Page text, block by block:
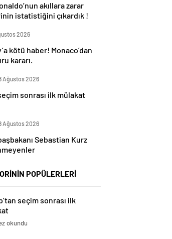
akıllara zarar
istatistiğini çıkardık !
2026
kötü haber! Monaco’dan
kararı.
Ağustos 2026
sonrası ilk mülakat
Ağustos 2026
Sebastian Kurz
POPÜLERLERİ
seçim sonrası ilk
okundu